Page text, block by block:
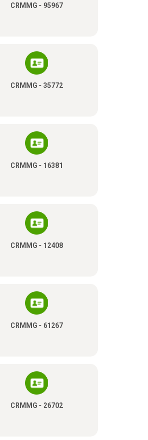
CRMMG - 95967
CRMMG - 35772
CRMMG - 16381
CRMMG - 12408
CRMMG - 61267
CRMMG - 26702